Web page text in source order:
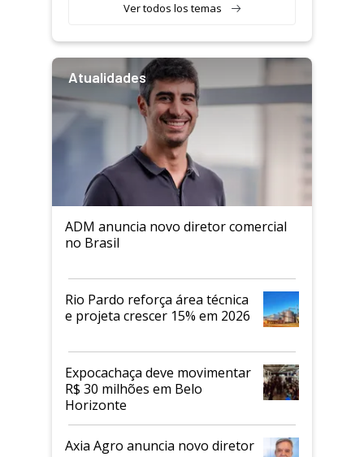
Ver todos los temas
Atualidades
ADM anuncia novo diretor comercial
no Brasil
Rio Pardo reforça área técnica
e projeta crescer 15% em 2026
Expocachaça deve movimentar
R$ 30 milhões em Belo
Horizonte
Axia Agro anuncia novo diretor